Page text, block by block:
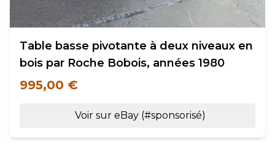
Table basse pivotante à deux niveaux en
bois par Roche Bobois, années 1980
995,00 €
Voir sur eBay (#sponsorisé)